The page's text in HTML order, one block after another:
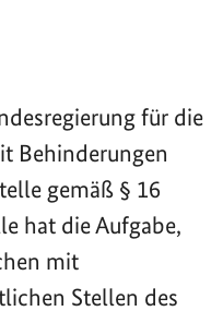
für die
Behinderungen
gemäß § 16
hat die Aufgabe,
mit
Stellen des